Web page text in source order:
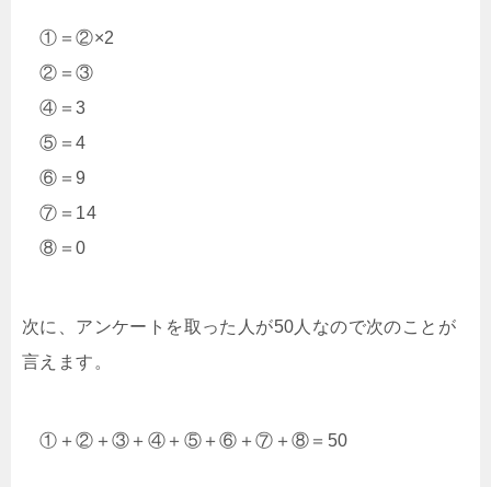
①＝②×2
②＝③
④＝3
⑤＝4
⑥＝9
⑦＝14
⑧＝0
次に、アンケートを取った人が50人なので次のことが
言えます。
①＋②＋③＋④＋⑤＋⑥＋⑦＋⑧＝50